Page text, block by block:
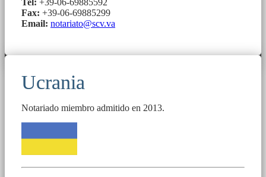
Tel: +39-06-69885592
Fax: +39-06-69885299
Email: notariato@scv.va
Ucrania
Notariado miembro admitido en 2013.